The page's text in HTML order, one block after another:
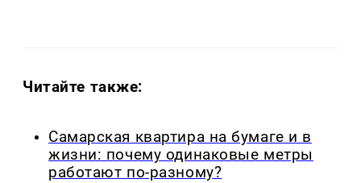
Читайте также:
Самарская квартира на бумаге и в
жизни: почему одинаковые метры
работают по-разному?